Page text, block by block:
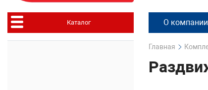
Каталог О компании
Главная